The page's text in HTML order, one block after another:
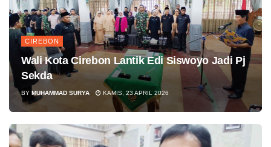
CIREBON
Wali Kota Cirebon Lantik Edi Siswoyo Jadi Pj
Sekda
BY MUHAMMAD SURYA KAMIS, 23 APRIL 2026